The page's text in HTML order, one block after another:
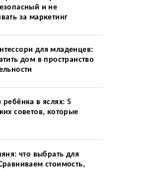
и не
за маркетинг
для младенцев:
дом в пространство
ребёнка в яслях: 5
советов, которые
что выбрать для
стоимость,